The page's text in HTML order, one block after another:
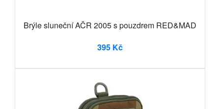
Brýle sluneční AČR 2005 s pouzdrem RED&MAD
395 Kč